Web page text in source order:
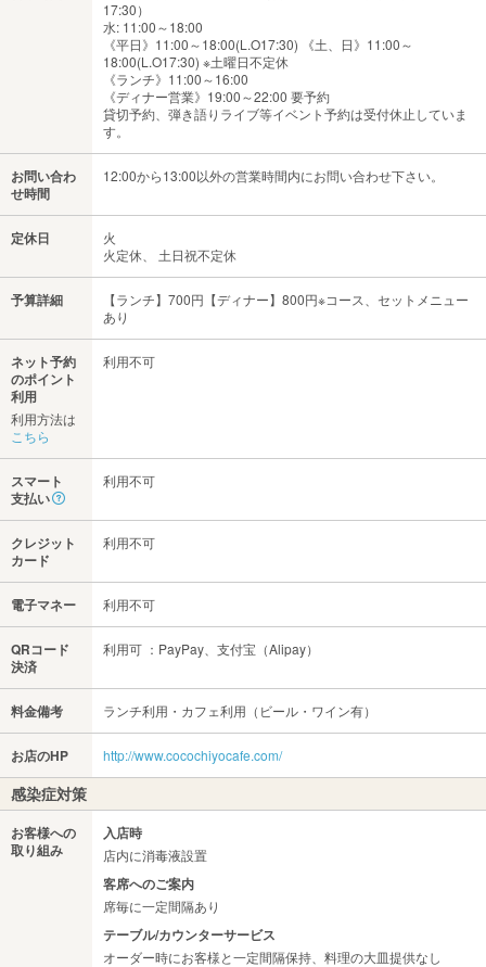
17:30）
水: 11:00～18:00
《平日》11:00～18:00(L.O17:30) 《土、日》11:00～
18:00(L.O17:30) ※土曜日不定休
《ランチ》11:00～16:00
《ディナー営業》19:00～22:00 要予約
貸切予約、弾き語りライブ等イベント予約は受付休止していま
す。
お問い合わ
せ時間
12:00から13:00以外の営業時間内にお問い合わせ下さい。
定休日
火
火定休、 土日祝不定休
予算詳細
【ランチ】700円【ディナー】800円※コース、セットメニュー
あり
ネット予約
のポイント
利用
利用方法は
こちら
利用不可
スマート
支払い
利用不可
クレジット
カード
利用不可
電子マネー 利用不可
QRコード
決済
利用可 ：PayPay、支付宝（Alipay）
料金備考 ランチ利用・カフェ利用（ビール・ワイン有）
お店のHP http://www.cocochiyocafe.com/
感染症対策
お客様への
取り組み
入店時
店内に消毒液設置
客席へのご案内
席毎に一定間隔あり
テーブル/カウンターサービス
オーダー時にお客様と一定間隔保持、料理の大皿提供なし